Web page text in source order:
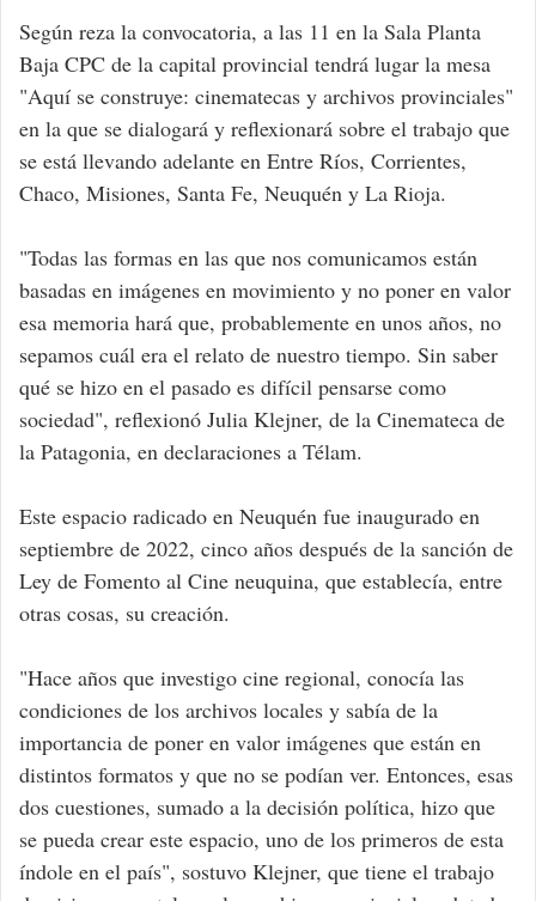
Según reza la convocatoria, a las 11 en la Sala Planta
Baja CPC de la capital provincial tendrá lugar la mesa
"Aquí se construye: cinematecas y archivos provinciales"
en la que se dialogará y reflexionará sobre el trabajo que
se está llevando adelante en Entre Ríos, Corrientes,
Chaco, Misiones, Santa Fe, Neuquén y La Rioja.
"Todas las formas en las que nos comunicamos están
basadas en imágenes en movimiento y no poner en valor
esa memoria hará que, probablemente en unos años, no
sepamos cuál era el relato de nuestro tiempo. Sin saber
qué se hizo en el pasado es difícil pensarse como
sociedad", reflexionó Julia Klejner, de la Cinemateca de
la Patagonia, en declaraciones a Télam.
Este espacio radicado en Neuquén fue inaugurado en
septiembre de 2022, cinco años después de la sanción de
Ley de Fomento al Cine neuquina, que establecía, entre
otras cosas, su creación.
"Hace años que investigo cine regional, conocía las
condiciones de los archivos locales y sabía de la
importancia de poner en valor imágenes que están en
distintos formatos y que no se podían ver. Entonces, esas
dos cuestiones, sumado a la decisión política, hizo que
se pueda crear este espacio, uno de los primeros de esta
índole en el país", sostuvo Klejner, que tiene el trabajo